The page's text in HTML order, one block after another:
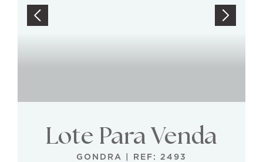
Lote Para Venda
GONDRA REF: 2493